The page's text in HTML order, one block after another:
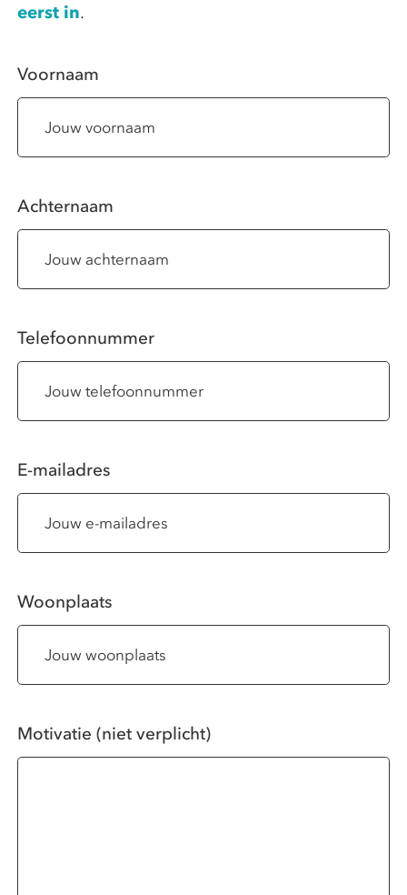
eerst in.
Voornaam
Achternaam
Telefoonnummer
E-mailadres
Woonplaats
Motivatie (niet verplicht)